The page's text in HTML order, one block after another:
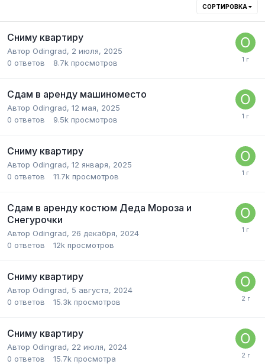
СОРТИРОВКА
Сниму квартиру
Автор Odingrad, 2 июля, 2025
0 ответов 8.7k просмотров
Сдам в аренду машиноместо
Автор Odingrad, 12 мая, 2025
0 ответов 9.5k просмотров
Сниму квартиру
Автор Odingrad, 12 января, 2025
0 ответов 11.7k просмотров
Сдам в аренду костюм Деда Мороза и
Снегурочки
Автор Odingrad, 26 декабря, 2024
0 ответов 12k просмотров
Сниму квартиру
Автор Odingrad, 5 августа, 2024
0 ответов 15.3k просмотров
Сниму квартиру
Автор Odingrad, 22 июля, 2024
0 ответов 15.7k просмотра